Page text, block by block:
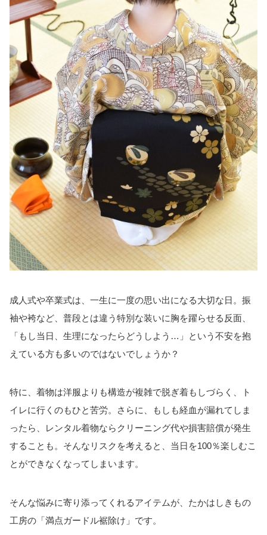
成人式や卒業式は、一生に一度の思い出になる大切な日。振
袖や袴など、普段とは違う特別な装いに胸を躍らせる反面、
「もし当日、生理になったらどうしよう…」という不安を抱
えている方も多いのではないでしょうか？
特に、着物は洋服よりも構造が複雑で脱ぎ着もしづらく、ト
イレに行くのもひと苦労。さらに、もしも経血が漏れてしま
ったら、レンタル着物ならクリーニング代や損害賠償が発生
することも。そんなリスクを考えると、当日を100％楽しむこ
とができなくなってしまいます。
そんな悩みに寄り添ってくれるアイテムが、たかはしきもの
工房の「満点ガードル裾除け」です。